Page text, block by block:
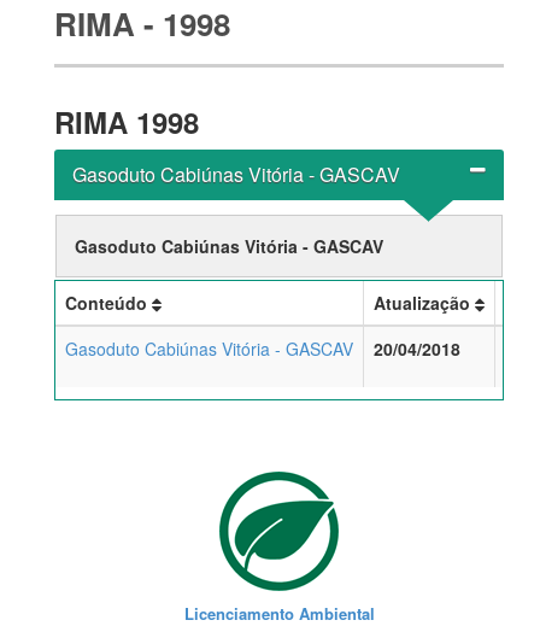
RIMA - 1998
RIMA 1998
Gasoduto Cabiúnas Vitória - GASCAV
Gasoduto Cabiúnas Vitória - GASCAV
Conteúdo Atualização
Gasoduto Cabiúnas Vitória - GASCAV
20/04/2018
Licenciamento Ambiental